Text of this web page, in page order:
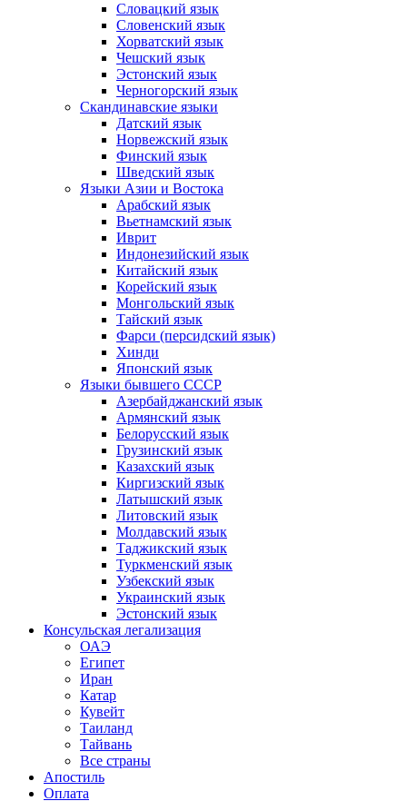
Словацкий язык
Словенский язык
Хорватский язык
Чешский язык
Эстонский язык
Черногорский язык
Скандинавские языки
Датский язык
Норвежский язык
Финский язык
Шведский язык
Языки Азии и Востока
Арабский язык
Вьетнамский язык
Иврит
Индонезийский язык
Китайский язык
Корейский язык
Монгольский язык
Тайский язык
Фарси (персидский язык)
Хинди
Японский язык
Языки бывшего СССР
Азербайджанский язык
Армянский язык
Белорусский язык
Грузинский язык
Казахский язык
Киргизский язык
Латышский язык
Литовский язык
Молдавский язык
Таджикский язык
Туркменский язык
Узбекский язык
Украинский язык
Эстонский язык
Консульская легализация
ОАЭ
Египет
Иран
Катар
Кувейт
Таиланд
Тайвань
Все страны
Апостиль
Оплата